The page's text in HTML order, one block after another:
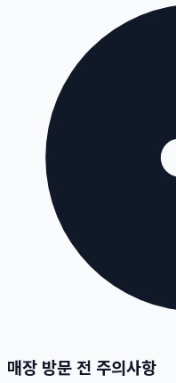
매장 방문 전 주의사항